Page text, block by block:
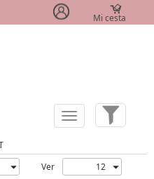
Mi cesta
Ver